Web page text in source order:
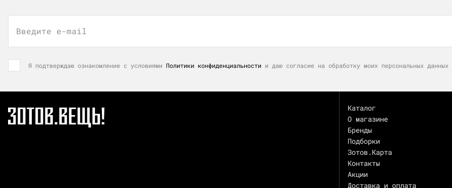
Введите e-mail
Я подтверждаю ознакомление с условиями Политики конфиденциальности и даю согласие на обработку моих персональных
Каталог
О магазине
Бренды
Подборки
Зотов.Карта
Контакты
Акции
Доставка и оплата